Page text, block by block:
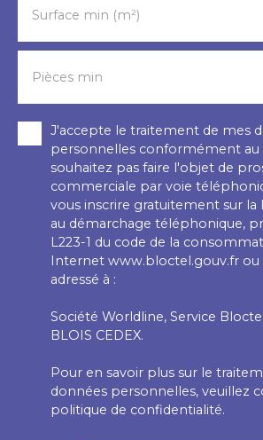
Surface min (m²)
Pièces min
J'accepte le traitement de mes
personnelles conformément au
souhaitez pas faire l'objet de
commerciale par voie
vous inscrire gratuitement sur
au démarchage téléphonique,
L223-1 du code de la
Internet www.bloctel.gouv.fr ou
adressé à :
Société Worldline, Service Bloctel,
BLOIS CEDEX.
Pour en savoir plus sur le
données personnelles, veuillez
politique de confidentialité.